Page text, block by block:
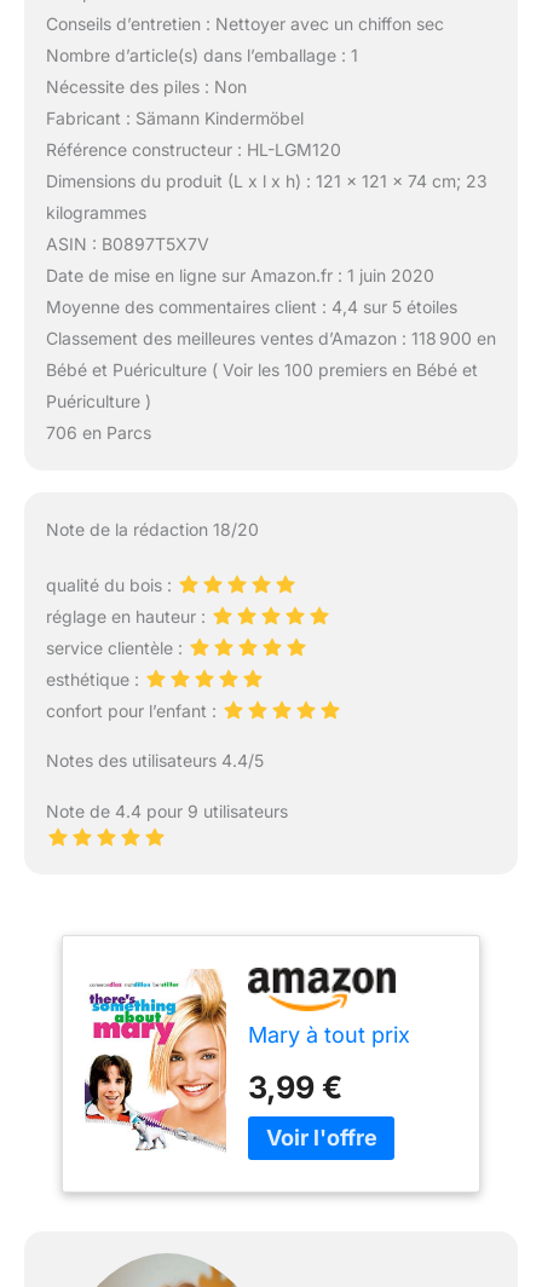
Conseils d’entretien : Nettoyer avec un chiffon sec
Nombre d’article(s) dans l’emballage : 1
Nécessite des piles : Non
Fabricant : Sämann Kindermöbel
Référence constructeur : HL-LGM120
Dimensions du produit (L x l x h) : 121 x 121 x 74 cm; 23
kilogrammes
ASIN : B0897T5X7V
Date de mise en ligne sur Amazon.fr : 1 juin 2020
Moyenne des commentaires client : 4,4 sur 5 étoiles
Classement des meilleures ventes d’Amazon : 118 900 en
Bébé et Puériculture ( Voir les 100 premiers en Bébé et
Puériculture )
706 en Parcs
Note de la rédaction 18/20
qualité du bois :
réglage en hauteur :
service clientèle :
esthétique :
confort pour l’enfant :
Notes des utilisateurs 4.4/5
Note de 4.4 pour 9 utilisateurs
Mary à tout prix
3,99 €